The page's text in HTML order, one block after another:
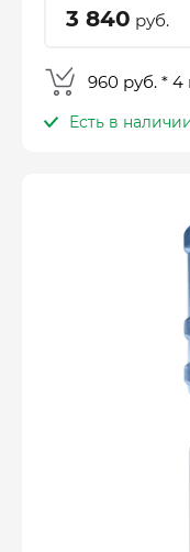
3 840 руб.
960 руб. * 4
Есть в
25%